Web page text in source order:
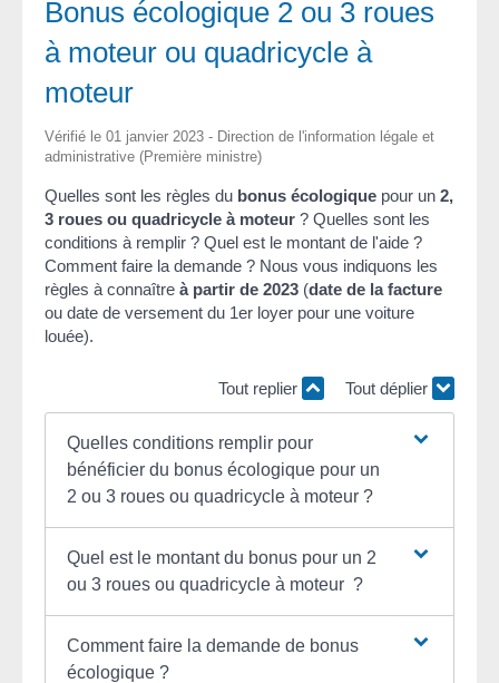
Bonus écologique 2 ou 3 roues
à moteur ou quadricycle à
moteur
Vérifié le 01 janvier 2023 - Direction de l'information légale et
administrative (Première ministre)
Quelles sont les règles du bonus écologique pour un 2,
3 roues ou quadricycle à moteur ? Quelles sont les
conditions à remplir ? Quel est le montant de l'aide ?
Comment faire la demande ? Nous vous indiquons les
règles à connaître à partir de 2023 (date de la facture
ou date de versement du 1er loyer pour une voiture
louée).
Tout replier Tout déplier
Quelles conditions remplir pour
bénéficier du bonus écologique pour un
2 ou 3 roues ou quadricycle à moteur ?
Quel est le montant du bonus pour un 2
ou 3 roues ou quadricycle à moteur ?
Comment faire la demande de bonus
écologique ?